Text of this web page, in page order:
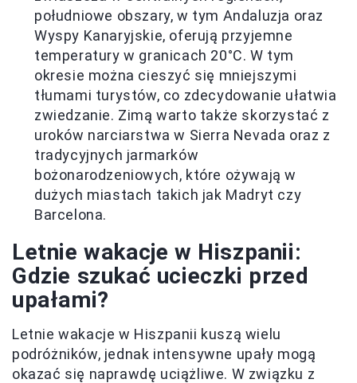
południowe obszary, w tym Andaluzja oraz
Wyspy Kanaryjskie, oferują przyjemne
temperatury w granicach 20°C. W tym
okresie można cieszyć się mniejszymi
tłumami turystów, co zdecydowanie ułatwia
zwiedzanie. Zimą warto także skorzystać z
uroków narciarstwa w Sierra Nevada oraz z
tradycyjnych jarmarków
bożonarodzeniowych, które ożywają w
dużych miastach takich jak Madryt czy
Barcelona.
Letnie wakacje w Hiszpanii:
Gdzie szukać ucieczki przed
upałami?
Letnie wakacje w Hiszpanii kuszą wielu
podróżników, jednak intensywne upały mogą
okazać się naprawdę uciążliwe. W związku z